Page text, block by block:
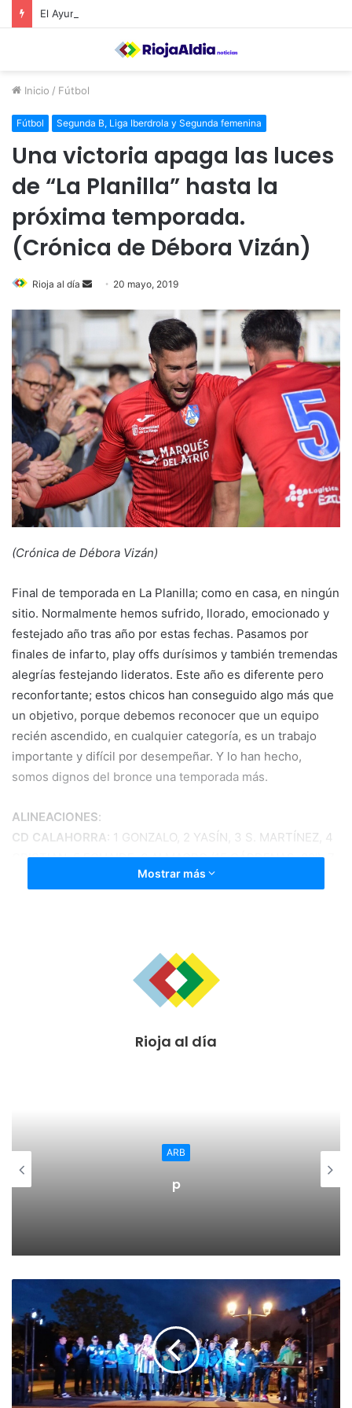
Inicio / Fútbol
Fútbol Segunda B, Liga Iberdrola y Segunda femenina
Una victoria apaga las luces
de “La Planilla” hasta la
próxima temporada.
(Crónica de Débora Vizán)
Rioja al día
n
a
n
e
m
a
l
20 mayo, 2019
(Crónica de Débora Vizán)
Final de temporada en La Planilla; como en casa, en ningún
sitio. Normalmente hemos sufrido, llorado, emocionado y
festejado año tras año por estas fechas. Pasamos por
finales de infarto, play offs durísimos y también tremendas
alegrías festejando lideratos. Este año es diferente pero
reconfortante; estos chicos han conseguido algo más que
un objetivo, porque debemos reconocer que un equipo
recién ascendido, en cualquier categoría, es un trabajo
importante y difícil por desempeñar. Y lo han hecho,
somos dignos del bronce una temporada más.
ALINEACIONES:
CD CALAHORRA : 1 GONZALO, 2 YASÍN, 3 S. MARTÍNEZ, 4
CRISTIAN, 5 ECHAIDE, 6 ALMAGRO (15 CÁRDENAS, 82’), 7
S. BENITO (18 UBIS, 63’), 8 EMILIO, 9 MANJÓN (16 TXOMIN,
4 Ramiro, 5 Luis, 6 Cusidor, 7 Dani, 8 Palazuelos, 9
Leandro (15 Fermín, 73’), 10 Víctor (16 Héctor, 86’) y 11
Para los visitantes no ha sido una temporada fácil, con lo
demasiado cruzado al palo opuesto, saliendo el cuero por
línea de fondo. El CD Calahorra predominaba en posesión
pero sin lanzarse demasiado en ataque, en principio. Sí
También la fortaleza rojilla mostró su firmeza y Sergio
Martínez fue uno de los mejores vasallos que tuvo ayer el
capitán en cuanto a defensa. No lo tuvieron fácil, ni los
nuestros para frenar el asalto ni los visitantes para lograr
abrir el marcador, y viceversa. Como os decía, los de Sola
Mostrar más
Rioja al día
ARB
p